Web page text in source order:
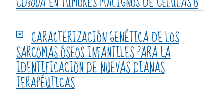
CARACTERIZACIÓN GENÉTICA DE LOS
SARCOMAS ÓSEOS INFANTILES PARA LA
IDENTIFICACIÓN DE NUEVAS DIANAS
TERAPÉUTICAS